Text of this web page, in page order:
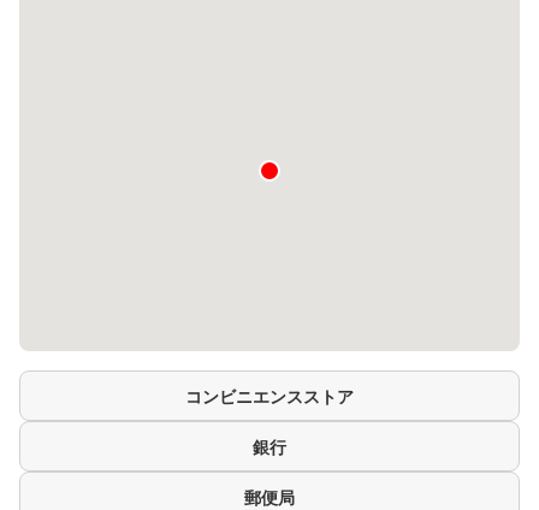
コンビニエンスストア
銀行
郵便局